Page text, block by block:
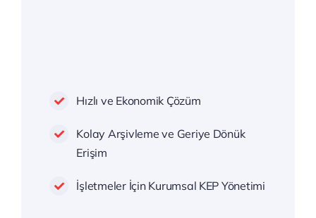
Hızlı ve Ekonomik Çözüm
Kolay Arşivleme ve Geriye Dönük
Erişim
İşletmeler İçin Kurumsal KEP Yönetimi